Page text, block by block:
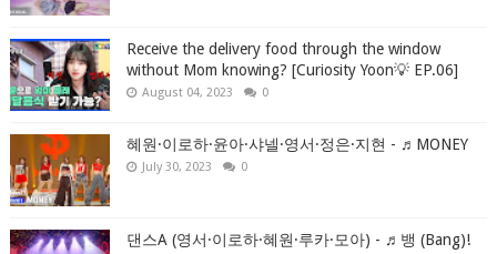
Receive the delivery food through the window
without Mom knowing? [Curiosity Yoon💡 EP.06]
August 04, 2023 0
혜원·이로하·윤아·샤넬·영서·정은·지현 - ♬MONEY
July 30, 2023 0
댄스A (영서·이로하·혜원·루카·모아) - ♬뱅 (Bang)!